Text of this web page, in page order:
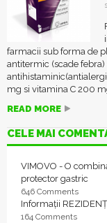
farmacii sub forma de
antitermic (scade
mg si vitamina C 200
READ MORE
CELE MAI
VIMOVO - O
protector gastric
646 Comments
Informații
164 Comments